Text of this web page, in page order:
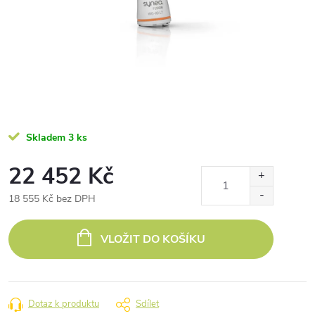
Skladem 3 ks
22 452 Kč
18 555 Kč bez DPH
cena:
VLOŽIT DO KOŠÍKU
Dotaz k produktu Sdílet